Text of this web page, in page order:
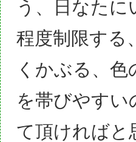
う、日なたに
程度制限する
くかぶる、
を帯びやすい
て頂ければと